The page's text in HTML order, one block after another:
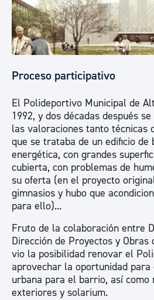
Proceso participativo
El Polideportivo Municipal de
1992, y dos décadas después
las valoraciones tanto técnicas
que se trataba de un edificio de
energética, con grandes
cubierta, con problemas de
su oferta (en el proyecto
gimnasios y hubo que
para ello)...
Fruto de la colaboración entre
Dirección de Proyectos y Obras
vio la posibilidad renovar el
aprovechar la oportunidad para
urbana para el barrio, así como
exteriores y solarium.